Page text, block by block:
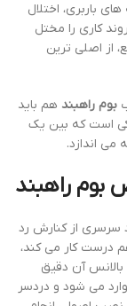
باربری، اختلال
کاری را مختل
از اصلی ترین
بوم راهبند هم باید
است که بین یک
اندازد.
بوم راهبند
از کنارش رد
درست کار می کند،
آن دقیق
می شود و دردسر